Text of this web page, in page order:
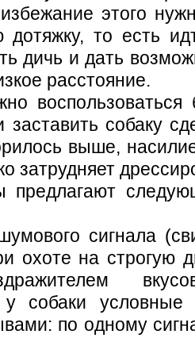
этого
дотяжку, то есть
дичь и дать
расстояние.
собаку
выше,
затрудняет
сигнала
охоте на строгую
у собаки
по одному